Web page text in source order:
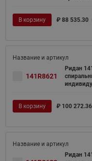
В корзину ₽ 88 535.30
141R8621
Ридан
В корзину ₽ 100 272.36
Ридан